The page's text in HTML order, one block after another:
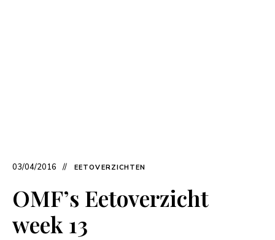
03/04/2016 EETOVERZICHTEN
OMF’s Eetoverzicht
week 13